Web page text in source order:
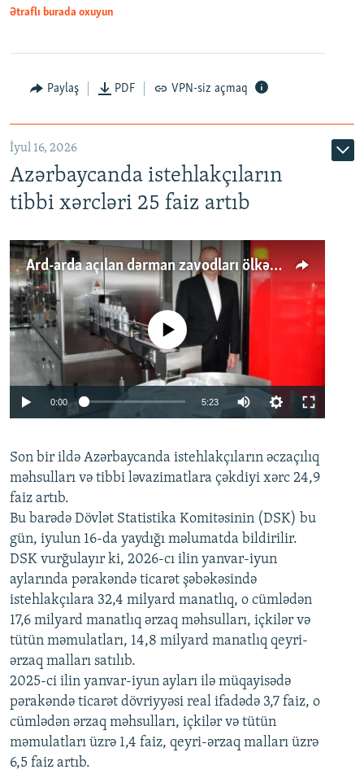
Ətraflı burada oxuyun
Paylaş PDF VPN-siz açmaq
İyul 16, 2026
Azərbaycanda istehlakçıların
tibbi xərcləri 25 faiz artıb
Ard-arda açılan dərman zavodları ölkənin tələbatını ödəyirmi?
Auto 240p 360p 480p
720p 1080p
No media source currently available
0:00 5:23
360p
480p
720p
1080p
Son bir ildə Azərbaycanda istehlakçıların əczaçılıq
məhsulları və tibbi ləvazimatlara çəkdiyi xərc 24,9
faiz artıb.
Bu barədə Dövlət Statistika Komitəsinin (DSK) bu
gün, iyulun 16-da yaydığı məlumatda bildirilir.
DSK vurğulayır ki, 2026-cı ilin yanvar-iyun
aylarında pərakəndə ticarət şəbəkəsində
istehlakçılara 32,4 milyard manatlıq, o cümlədən
17,6 milyard manatlıq ərzaq məhsulları, içkilər və
tütün məmulatları, 14,8 milyard manatlıq qeyri-
ərzaq malları satılıb.
2025-ci ilin yanvar-iyun ayları ilə müqayisədə
pərakəndə ticarət dövriyyəsi real ifadədə 3,7 faiz, o
cümlədən ərzaq məhsulları, içkilər və tütün
məmulatları üzrə 1,4 faiz, qeyri-ərzaq malları üzrə
6,5 faiz artıb.